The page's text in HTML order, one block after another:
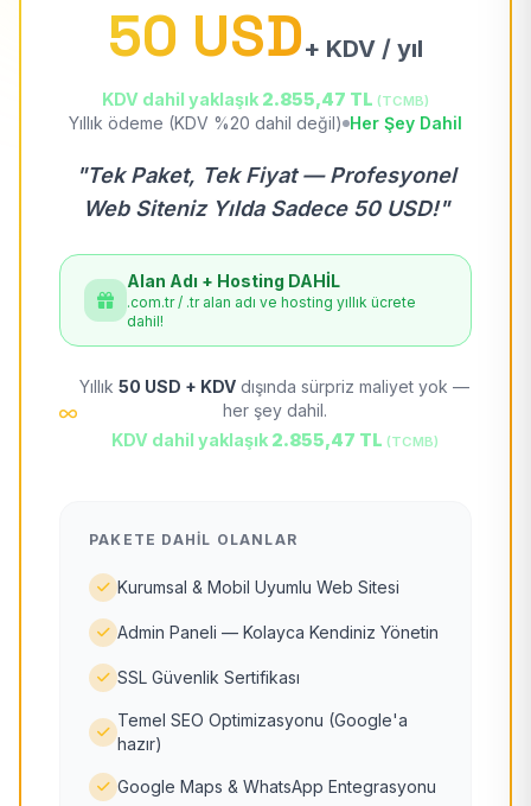
50 USD+ KDV / yıl
KDV dahil yaklaşık 2.855,47 TL (TCMB)
Yıllık ödeme (KDV %20 dahil değil) Her Şey Dahil
"Tek Paket, Tek Fiyat — Profesyonel
Web Siteniz Yılda Sadece 50 USD!"
Alan Adı + Hosting DAHİL
.com.tr / .tr alan adı ve hosting yıllık ücrete
dahil!
Yıllık 50 USD + KDV dışında sürpriz maliyet yok —
her şey dahil.
KDV dahil yaklaşık 2.855,47 TL (TCMB)
PAKETE DAHIL OLANLAR
Kurumsal & Mobil Uyumlu Web Sitesi
Admin Paneli — Kolayca Kendiniz Yönetin
SSL Güvenlik Sertifikası
Temel SEO Optimizasyonu (Google'a
hazır)
Google Maps & WhatsApp Entegrasyonu